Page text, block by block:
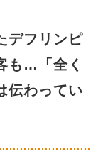
デフリンピ
も…「全く
伝わってい